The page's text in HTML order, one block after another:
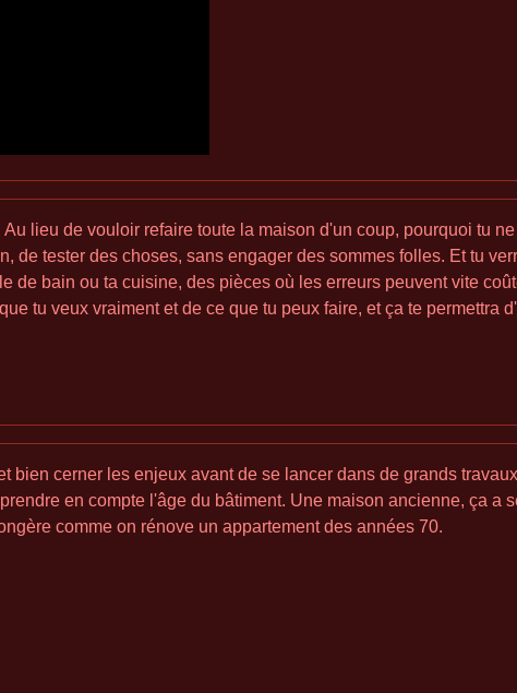
lieu de vouloir refaire toute la maison d'un coup, pourquoi tu
de tester des choses, sans engager des sommes folles. Et tu
de bain ou ta cuisine, des pièces où les erreurs peuvent vite
tu veux vraiment et de ce que tu peux faire, et ça te permettra
bien cerner les enjeux avant de se lancer dans de grands
en compte l'âge du bâtiment. Une maison ancienne, ça a
comme on rénove un appartement des années 70.